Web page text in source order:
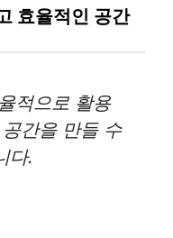
효율적인 공간
적으로 활용
간을 만들 수
다.